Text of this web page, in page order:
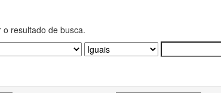
resultado de busca.